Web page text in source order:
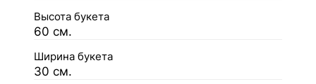
Высота букета
60 см.
Ширина букета
30 см.